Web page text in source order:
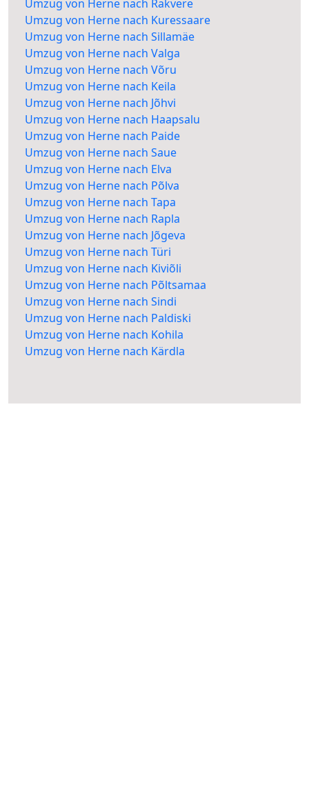
Umzug von Herne nach Rakvere
Umzug von Herne nach Kuressaare
Umzug von Herne nach Sillamäe
Umzug von Herne nach Valga
Umzug von Herne nach Võru
Umzug von Herne nach Keila
Umzug von Herne nach Jõhvi
Umzug von Herne nach Haapsalu
Umzug von Herne nach Paide
Umzug von Herne nach Saue
Umzug von Herne nach Elva
Umzug von Herne nach Põlva
Umzug von Herne nach Tapa
Umzug von Herne nach Rapla
Umzug von Herne nach Jõgeva
Umzug von Herne nach Türi
Umzug von Herne nach Kiviõli
Umzug von Herne nach Põltsamaa
Umzug von Herne nach Sindi
Umzug von Herne nach Paldiski
Umzug von Herne nach Kohila
Umzug von Herne nach Kärdla